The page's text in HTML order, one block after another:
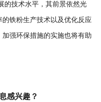
技术水平，其前景依然光
铁粉生产技术以及优化反应
强环保措施的实施也将有助
感兴趣？